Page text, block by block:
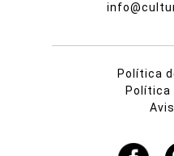
Política
Política